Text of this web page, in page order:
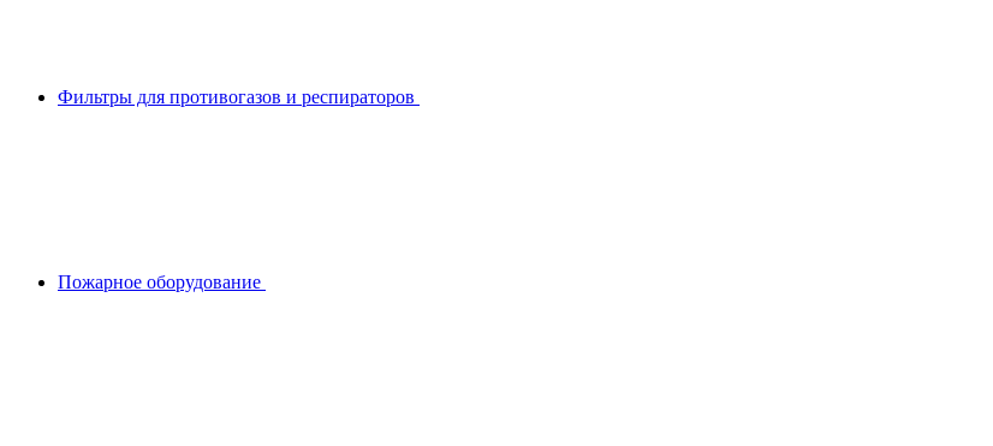
Фильтры для противогазов и респираторов
Пожарное оборудование